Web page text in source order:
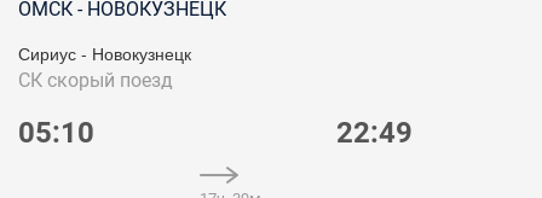
ОМСК - НОВОКУЗНЕЦК
Сириус - Новокузнецк
СК скорый поезд
05:10 22:49